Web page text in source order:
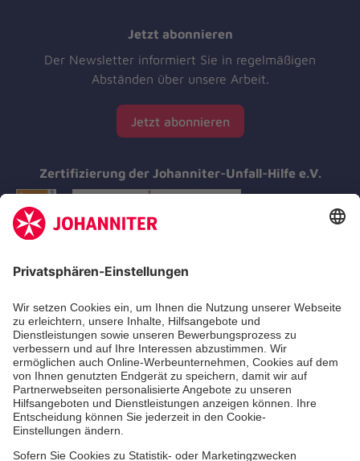
Jetzt abonnieren
Der Newsletter informiert Sie in regelmäßigen
Abständen über unsere Arbeit.
Jetzt abonnieren
Zertifizierung der Johanniter-Unfall-Hilfe e.V.
Aus- & Fortbildung
Erste-Hilfe-Kurse
Jobs & Ehrenamt
Freiwilligendienst
Spendenprojekte